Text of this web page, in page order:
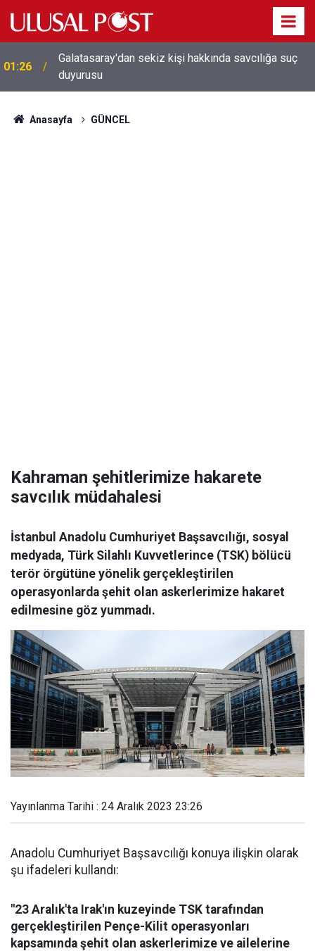
01:26
Galatasaray'dan sekiz kişi hakkında savcılığa suç
duyurusu
Anasayfa GÜNCEL
Kahraman şehitlerimize hakarete
savcılık müdahalesi
İstanbul Anadolu Cumhuriyet Başsavcılığı, sosyal
medyada, Türk Silahlı Kuvvetlerince (TSK) bölücü
terör örgütüne yönelik gerçekleştirilen
operasyonlarda şehit olan askerlerimize hakaret
edilmesine göz yummadı.
Yayınlanma Tarihi : 24 Aralık 2023 23:26
Anadolu Cumhuriyet Başsavcılığı konuya ilişkin olarak
şu ifadeleri kullandı:
"23 Aralık'ta Irak'ın kuzeyinde TSK tarafından
gerçekleştirilen Pençe-Kilit operasyonları
kapsamında şehit olan askerlerimize ve ailelerine